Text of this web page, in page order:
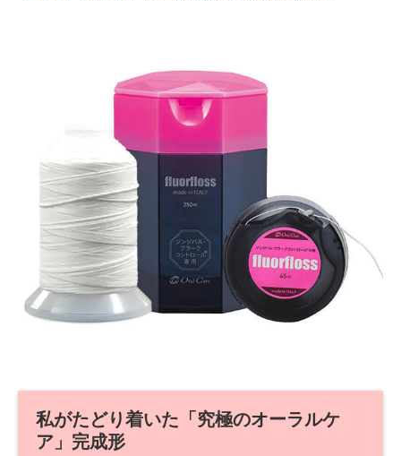
私がたどり着いた「究極のオーラルケ
ア」完成形